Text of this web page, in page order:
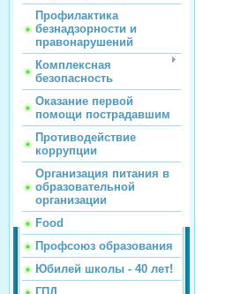
Профилактика
безнадзорности и
правонарушений
Комплексная
безопасность
Оказание первой
помощи пострадавшим
Противодействие
коррупции
Организация питания в
образовательной
организации
Food
Профсоюз образования
Юбилей школы - 40 лет!